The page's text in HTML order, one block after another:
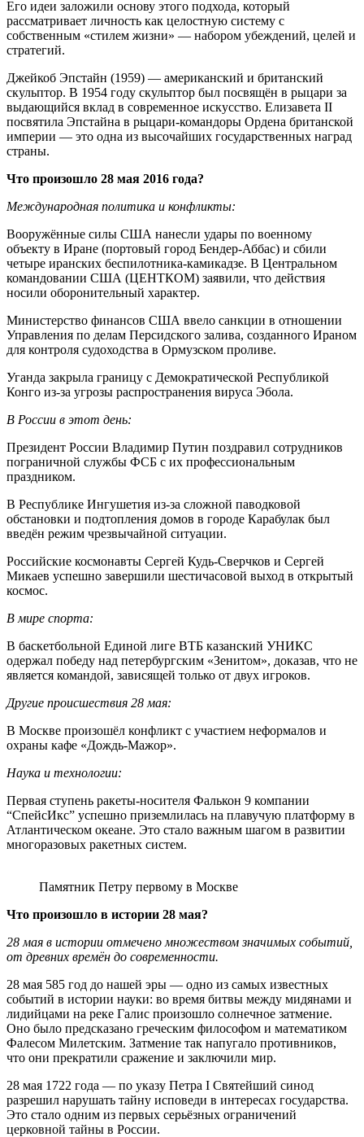
Его идеи заложили основу этого подхода, который
рассматривает личность как целостную систему с
собственным «стилем жизни» — набором убеждений, целей и
стратегий.
Джейкоб Эпстайн (1959) — американский и британский
скульптор. В 1954 году скульптор был посвящён в рыцари за
выдающийся вклад в современное искусство. Елизавета II
посвятила Эпстайна в рыцари-командоры Ордена британской
империи — это одна из высочайших государственных наград
страны.
Что произошло 28 мая 2016 года?
Международная политика и конфликты:
Вооружённые силы США нанесли удары по военному
объекту в Иране (портовый город Бендер-Аббас) и сбили
четыре иранских беспилотника-камикадзе. В Центральном
командовании США (ЦЕНТКОМ) заявили, что действия
носили оборонительный характер.
Министерство финансов США ввело санкции в отношении
Управления по делам Персидского залива, созданного Ираном
для контроля судоходства в Ормузском проливе.
Уганда закрыла границу с Демократической Республикой
Конго из-за угрозы распространения вируса Эбола.
В России в этот день:
Президент России Владимир Путин поздравил сотрудников
пограничной службы ФСБ с их профессиональным
праздником.
В Республике Ингушетия из-за сложной паводковой
обстановки и подтопления домов в городе Карабулак был
введён режим чрезвычайной ситуации.
Российские космонавты Сергей Кудь-Сверчков и Сергей
Микаев успешно завершили шестичасовой выход в открытый
космос.
В мире спорта:
В баскетбольной Единой лиге ВТБ казанский УНИКС
одержал победу над петербургским «Зенитом», доказав, что не
является командой, зависящей только от двух игроков.
Другие происшествия 28 мая:
В Москве произошёл конфликт с участием неформалов и
охраны кафе «Дождь-Мажор».
Наука и технологии:
Первая ступень ракеты-носителя Фалькон 9 компании
“СпейсИкс” успешно приземлилась на плавучую платформу в
Атлантическом океане. Это стало важным шагом в развитии
многоразовых ракетных систем.
Памятник Петру первому в Москве
Что произошло в истории 28 мая?
28 мая в истории отмечено множеством значимых событий,
от древних времён до современности.
28 мая 585 год до нашей эры — одно из самых известных
событий в истории науки: во время битвы между мидянами и
лидийцами на реке Галис произошло солнечное затмение.
Оно было предсказано греческим философом и математиком
Фалесом Милетским. Затмение так напугало противников,
что они прекратили сражение и заключили мир.
28 мая 1722 года — по указу Петра I Святейший синод
разрешил нарушать тайну исповеди в интересах государства.
Это стало одним из первых серьёзных ограничений
церковной тайны в России.